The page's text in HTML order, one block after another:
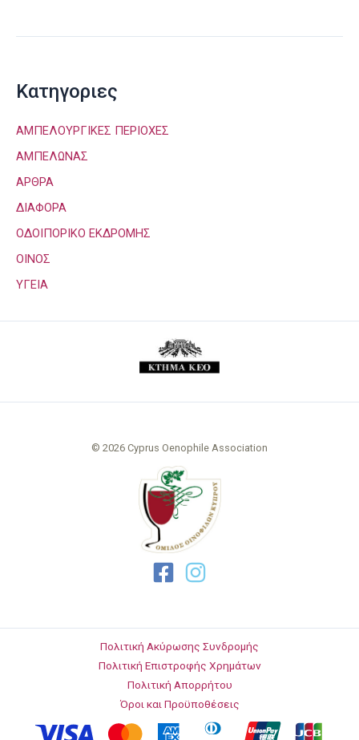
Kατηγοριες
ΑΜΠΕΛΟΥΡΓΙΚΕΣ ΠΕΡΙΟΧΕΣ
ΑΜΠΕΛΩΝΑΣ
ΑΡΘΡΑ
ΔΙΑΦΟΡΑ
ΟΔΟΙΠΟΡΙΚΟ ΕΚΔΡΟΜΗΣ
ΟΙΝΟΣ
ΥΓΕΙΑ
© 2026 Cyprus Oenophile Association
Πολιτική Ακύρωσης Συνδρομής
Πολιτική Επιστροφής Χρημάτων
Πολιτική Απορρήτου
Όροι και Προϋποθέσεις